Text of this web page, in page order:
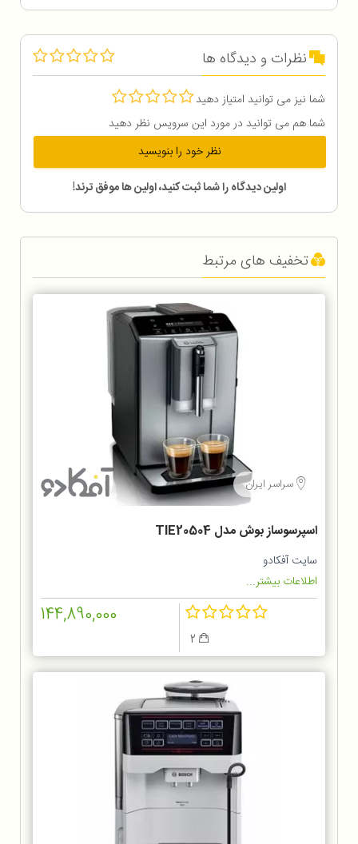
نظرات و دیدگاه ها
شما نیز می توانید امتیاز دهید
شما هم می توانید در مورد این سرویس نظر دهید
نظر خود را بنویسید
اولین دیدگاه را شما ثبت کنید، اولین ها موفق ترند!
تخفیف های مرتبط
سراسر ایران
اسپرسوساز بوش مدل TIE20504
سایت آفکادو
اطلاعات بیشتر...
144,890,000